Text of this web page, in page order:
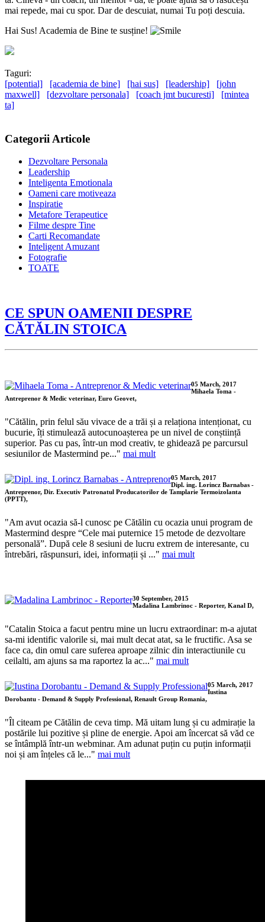
mai repede, mai cu spor. Dar de descuiat, numai Tu poți descuia.
Hai Sus! Academia de Bine te susține!
Taguri:
[potential]
[academia de bine] [hai sus] [leadership]
[john
maxwell]
[dezvoltare personala] [coach jmt bucuresti]
[mintea
ta]
Categorii Articole
Dezvoltare Personala
Leadership
Inteligenta Emotionala
Oameni care motiveaza
Inspiratie
Metafore Terapeutice
Filme despre Tine
Carti Recomandate
Inteligent Amuzant
Fotografie
TOATE
CE SPUN OAMENII DESPRE
CĂTĂLIN STOICA
05 March, 2017
Mihaela Toma -
Antreprenor & Medic veterinar, Euro Geovet,
"Cătălin, prin felul său vivace de a trăi și a relaționa intenționat, cu
bucurie, îți stimulează autocunoașterea pe un nivel de conștiință
superior. Pas cu pas, într-un mod creativ, te ghidează pe parcursul
sesiunilor de Mastermind pe..." mai mult
05 March, 2017
Dipl. ing. Lorincz Barnabas -
Antreprenor, Dir. Executiv Patronatul Producatorilor de Tamplarie Termoizolanta
(PPTT),
"Am avut ocazia să-l cunosc pe Cătălin cu ocazia unui program de
Mastermind despre “Cele mai puternice 15 metode de dezvoltare
personală”. După cele 8 sesiuni de lucru extrem de interesante, cu
întrebări, răspunsuri, idei, informații și ..." mai mult
30 September, 2015
Madalina Lambrinoc - Reporter, Kanal D,
"Catalin Stoica a facut pentru mine un lucru extraordinar: m-a ajutat
sa-mi identific valorile si, mai mult decat atat, sa le fructific. Asa se
face ca, din omul care suferea aproape zilnic din interactiunile cu
ceilalti, am ajuns sa ma raportez la ac..." mai mult
05 March, 2017
Iustina
Dorobantu - Demand & Supply Professional, Renault Group Romania,
"Îl citeam pe Cătălin de ceva timp. Mă uitam lung și cu admirație la
postările lui pozitive și pline de energie. Apoi am încercat să văd ce
se întâmplă într-un webminar. Am adunat puțin cu puțin informații
noi și am înțeles că le..." mai mult